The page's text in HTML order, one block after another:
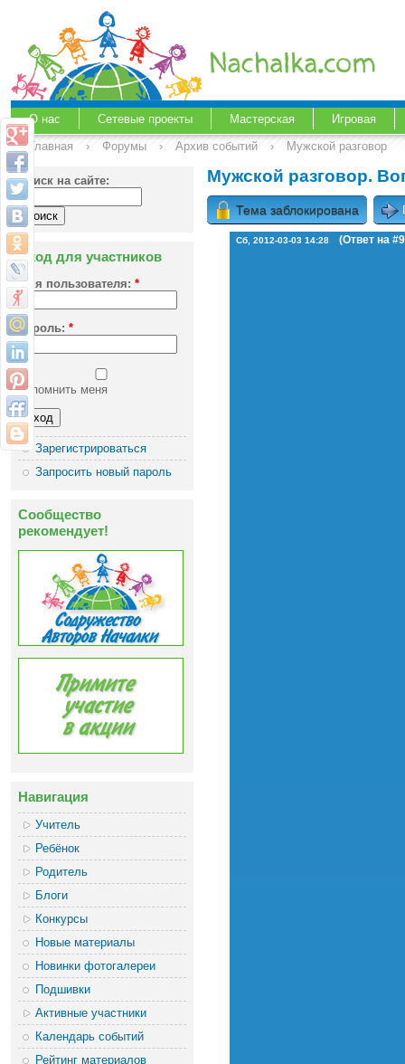
О нас Сетевые проекты Мастерская
Игровая
Главная
› Форумы › Архив событий › Мужской разговор
Поиск на сайте:
Вход для участников
Имя пользователя: *
Пароль: *
Запомнить меня
Зарегистрироваться
Запросить новый пароль
Сообщество
рекомендует!
Навигация
Учитель
Ребёнок
Родитель
Блоги
Конкурсы
Новые материалы
Новинки фотогалереи
Подшивки
Активные участники
Календарь событий
Рейтинг материалов
Мужской разговор.
Тема заблокирована
Сб, 2012-03-03 14:28 (Ответ на